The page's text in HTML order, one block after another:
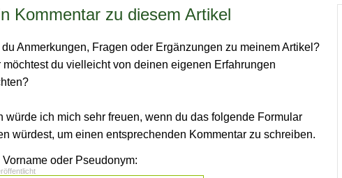
Kommentar zu diesem Artikel
du Anmerkungen, Fragen oder Ergänzungen zu meinem Artikel?
möchtest du vielleicht von deinen eigenen Erfahrungen
würde ich mich sehr freuen, wenn du das folgende Formular
würdest, um einen entsprechenden Kommentar zu schreiben.
Vorname oder Pseudonym: